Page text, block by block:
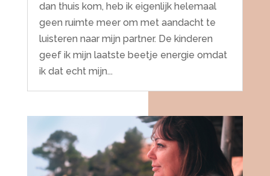
dan thuis kom, heb ik eigenlijk helemaal
geen ruimte meer om met aandacht te
luisteren naar mijn partner. De kinderen
geef ik mijn laatste beetje energie omdat
ik dat echt mijn...